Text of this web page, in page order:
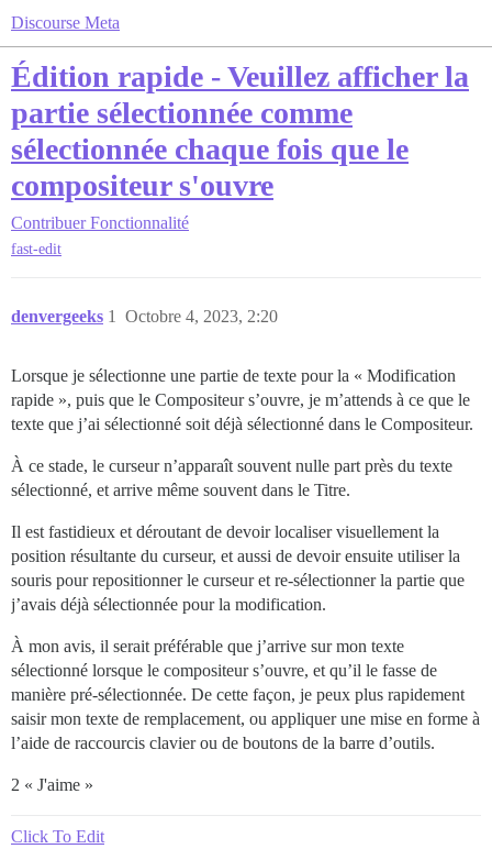
Discourse Meta
Édition rapide - Veuillez afficher la
partie sélectionnée comme
sélectionnée chaque fois que le
compositeur s'ouvre
Contribuer Fonctionnalité
fast-edit
denvergeeks Octobre 4, 2023, 2:20
1
Lorsque je sélectionne une partie de texte pour la « Modification
rapide », puis que le Compositeur s’ouvre, je m’attends à ce que le
texte que j’ai sélectionné soit déjà sélectionné dans le Compositeur.
À ce stade, le curseur n’apparaît souvent nulle part près du texte
sélectionné, et arrive même souvent dans le Titre.
Il est fastidieux et déroutant de devoir localiser visuellement la
position résultante du curseur, et aussi de devoir ensuite utiliser la
souris pour repositionner le curseur et re-sélectionner la partie que
j’avais déjà sélectionnée pour la modification.
À mon avis, il serait préférable que j’arrive sur mon texte
sélectionné lorsque le compositeur s’ouvre, et qu’il le fasse de
manière pré-sélectionnée. De cette façon, je peux plus rapidement
saisir mon texte de remplacement, ou appliquer une mise en forme à
l’aide de raccourcis clavier ou de boutons de la barre d’outils.
2 « J'aime »
Click To Edit